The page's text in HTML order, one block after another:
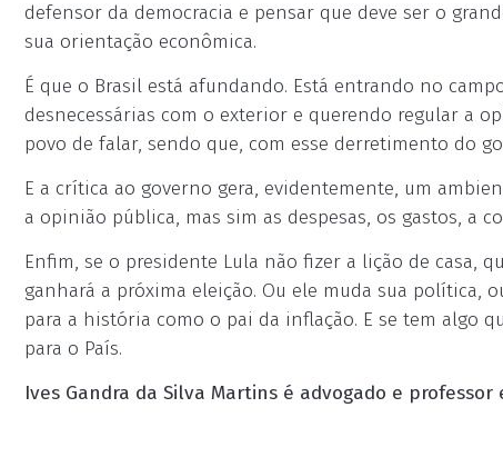
defensor da democracia e pensar que deve ser o
sua orientação econômica.
É que o Brasil está afundando. Está entrando no
desnecessárias com o exterior e querendo regular a
povo de falar, sendo que, com esse derretimento do
E a crítica ao governo gera, evidentemente, um
a opinião pública, mas sim as despesas, os gastos, a
Enfim, se o presidente Lula não fizer a lição de casa,
ganhará a próxima eleição. Ou ele muda sua política,
para a história como o pai da inflação. E se tem algo
para o País.
Ives Gandra da Silva Martins é advogado e